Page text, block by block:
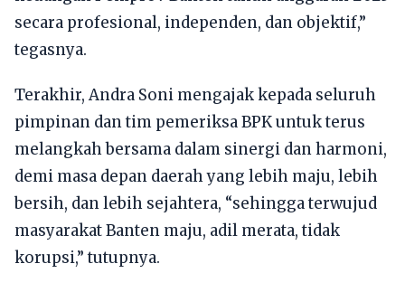
secara profesional, independen, dan objektif,”
tegasnya.
Terakhir, Andra Soni mengajak kepada seluruh
pimpinan dan tim pemeriksa BPK untuk terus
melangkah bersama dalam sinergi dan harmoni,
demi masa depan daerah yang lebih maju, lebih
bersih, dan lebih sejahtera, “sehingga terwujud
masyarakat Banten maju, adil merata, tidak
korupsi,” tutupnya.